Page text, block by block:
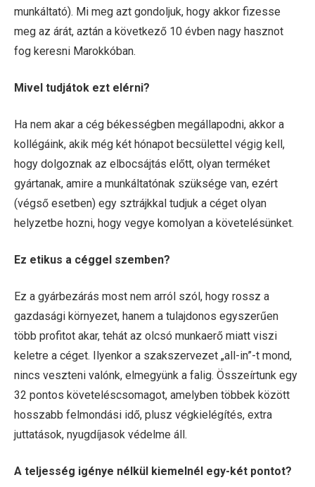
munkáltató). Mi meg azt gondoljuk, hogy akkor fizesse
meg az árát, aztán a következő 10 évben nagy hasznot
fog keresni Marokkóban.
Mivel tudjátok ezt elérni?
Ha nem akar a cég békességben megállapodni, akkor a
kollégáink, akik még két hónapot becsülettel végig kell,
hogy dolgoznak az elbocsájtás előtt, olyan terméket
gyártanak, amire a munkáltatónak szüksége van, ezért
(végső esetben) egy sztrájkkal tudjuk a céget olyan
helyzetbe hozni, hogy vegye komolyan a követelésünket.
Ez etikus a céggel szemben?
Ez a gyárbezárás most nem arról szól, hogy rossz a
gazdasági környezet, hanem a tulajdonos egyszerűen
több profitot akar, tehát az olcsó munkaerő miatt viszi
keletre a céget. Ilyenkor a szakszervezet „all-in”-t mond,
nincs veszteni valónk, elmegyünk a falig. Összeírtunk egy
32 pontos követeléscsomagot, amelyben többek között
hosszabb felmondási idő, plusz végkielégítés, extra
juttatások, nyugdíjasok védelme áll.
A teljesség igénye nélkül kiemelnél egy-két pontot?